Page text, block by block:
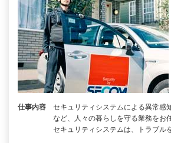
仕事内容
セキュリティシステムによる異常感
など、人々の暮らしを守る業務を
セキュリティシステムは、トラブル